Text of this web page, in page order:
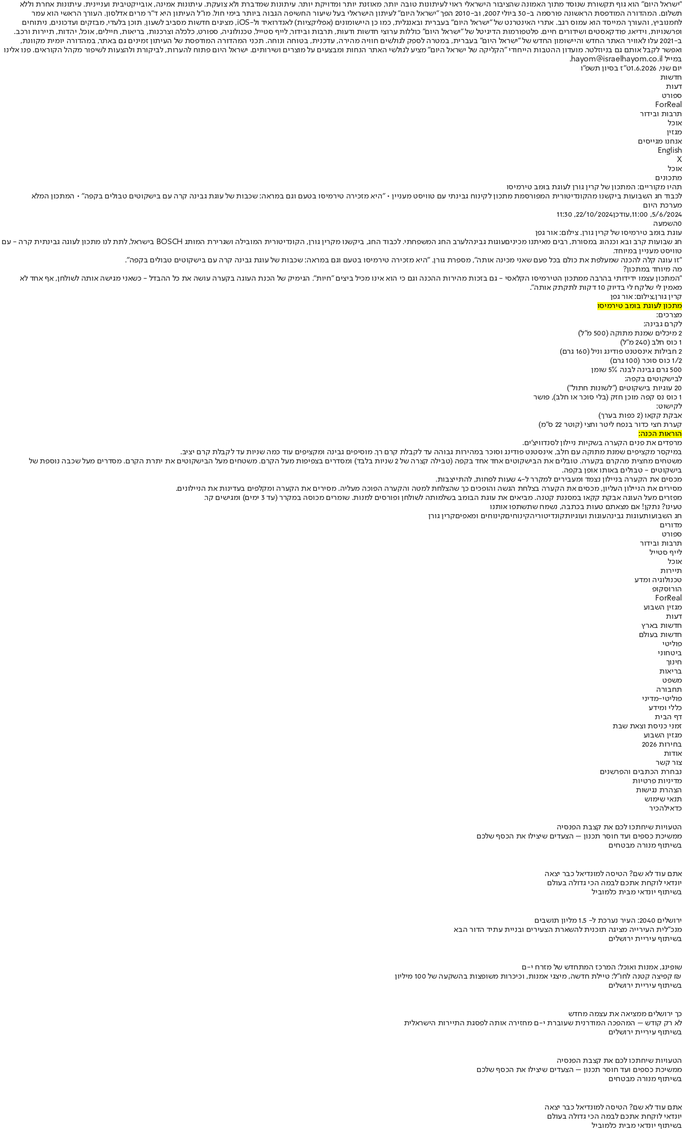
"ישראל היום" הוא גוף תקשורת שנוסד מתוך האמונה שהציבור הישראלי ראוי לעיתונות טובה יותר, מאוזנת יותר ומדויקת יותר. עיתונות שמדברת ולא צועקת. עיתונות אמינה, אובייקטיבית ועניינית. עיתונות אחרת וללא
תשלום. המהדורה המודפסת הראשונה פורסמה ב-30 ביולי 2007, וב-2010 הפך "ישראל היום" לעיתון הישראלי בעל שיעור החשיפה הגבוה ביותר בימי חול. מו"ל העיתון היא ד"ר מרים אדלסון. העורך הראשי הוא עמר
לחמנוביץ, והעורך המייסד הוא עמוס רגב. אתרי האינטרנט של "ישראל היום" בעברית ובאנגלית, כמו כן היישומונים (אפליקציות) לאנדרואיד ול-iOS, מציגים חדשות מסביב לשעון, תוכן בלעדי, מבזקים ועדכונים, ניתוחים
ופרשנויות, וידיאו, פודקאסטים ושידורים חיים. פלטפורמות הדיגיטל של "ישראל היום" כוללות ערוצי חדשות ודעות, תרבות ובידור, לייף סטייל, טכנולוגיה, ספורט, כלכלה וצרכנות, בריאות, חיילים, אוכל, יהדות, תיירות ורכב.
ב-2021 עלו לאוויר האתר החדש והיישומון החדש של "ישראל היום" בעברית, במטרה לספק לגולשים חוויה מהירה, עדכנית, בטוחה ונוחה. תכני המהדורה המודפסת של העיתון זמינים גם באתר, במהדורה יומית מקוונת,
ואפשר לקבל אותם גם בניוזלטר. מועדון ההטבות הייחודי "הקליקה של ישראל היום" מציע לגולשי האתר הנחות ומבצעים על מוצרים ושירותים. ישראל היום פתוח להערות, לביקורת ולהצעות לשיפור מקהל הקוראים. פנו אלינו
במייל hayom@israelhayom.co.il.
יום שני, 1.6.2026
ט"ז בסיון תשפ"ו
חדשות
דעות
ספורט
ForReal
תרבות ובידור
אוכל
מגזין
אנחנו מגייסים
English
X
אוכל
מתכונים
תהיו מקוריים: המתכון של קרין גורן לעוגת בומב טירמיסו
לכבוד חג השבועות ביקשנו מהקונדיטורית המפורסמת מתכון לקינוח גבינתי עם טוויסט מעניין • "היא מזכירה טירמיסו בטעם וגם במראה: שכבות של עוגת גבינה קרה עם בישקוטים טבולים בקפה" • המתכון המלא
מערכת היום
5/6/2024, 11:00
,עודכן22/10/2024, 11:30
0השמעה
עוגת בומב טירמיסו של קרין גורן. צילום: אור גפן
חג שבועות קרב ובא וכנהוג במסורת, רבים מאיתנו מכיניםעוגות גבינה
לערב החג המשפחתי. לכבוד החג, ביקשנו מקרין גורן, הקונדיטורית המובילה ושגרירת המותג BOSCH בישראל, לתת לנו מתכון לעוגה גבינתית קרה - עם
טוויסט מעניין במיוחד.
"זו עוגה קלה להכנה שמעלפת את כולם בכל פעם שאני מכינה אותה", מספרת גורן. "היא מזכירה טירמיסו בטעם וגם במראה: שכבות של עוגת גבינה קרה עם בישקוטים טבולים בקפה".
מה מיוחד במתכון?
"המתכון עצמו ידידותי בהרבה ממתכון הטירמיסו הקלאסי - גם בזכות מהירות ההכנה וגם כי הוא אינו מכיל ביצים "חיות". הגימיק של הכנת העוגה בקערה עושה את כל ההבדל - כשאני מגישה אותה לשולחן, אף אחד לא
מאמין לי שלקח לי בדיוק 10 דקות לתקתק אותה".
קרין גורן,צילום: אור גפן
מתכון לעוגת בומב טירמיסו
מצרכים:
לקרם גבינה:
2 מיכלים שמנת מתוקה (500 מ"ל)
1 כוס חלב (240 מ"ל)
2 חבילות אינסטנט פודינג וניל (160 גרם)
1/2 כוס סוכר (100 גרם)
500 גרם גבינה לבנה 5% שומן
לבישקוטים בקפה:
20 עוגיות בישקוטים ("לשונות חתול")
1 כוס נס קפה מוכן חזק (בלי סוכר או חלב), פושר
לקישוט:
אבקת קקאו (2 כפות בערך)
קערת חצי כדור בנפח ליטר וחצי (קוטר 22 ס"מ)
הוראות הכנה:
מרפדים את פנים הקערה בשקיות ניילון לסנדוויצ'ים.
במיקסר מקציפים שמנת מתוקה עם חלב, אינסטנט פודינג וסוכר במהירות גבוהה עד לקבלת קרם רך. מוסיפים גבינה ומקציפים עוד כמה שניות עד לקבלת קרם יציב.
משטחים מחצית מהקרם בקערה. טובלים את הבישקוטים אחד אחד בקפה (טבילה קצרה של 2 שניות בלבד) ומסדרים בצפיפות מעל הקרם. משטחים מעל הבישקוטים את יתרת הקרם. מסדרים מעל שכבה נוספת של
בישקוטים - טבולים באותו אופן בקפה.
מכסים את הקערה בניילון נצמד ומעבירים למקרר ל-4 שעות לפחות, להתייצבות.
מסירים את הניילון העליון, מכסים את הקערה בצלחת הגשה והופכים כך שהצלחת למטה והקערה הפוכה מעליה. מסירים את הקערה ומקלפים בעדינות את הניילונים.
מפזרים מעל העוגה אבקת קקאו במסננת קטנה. מביאים את עוגת הבומב בשלמותה לשולחן ופורסים למנות. שומרים מכוסה במקרר (עד 3 ימים) ומגישים קר.
טעינו? נתקן! אם מצאתם טעות בכתבה, נשמח שתשתפו אותנו
חג השבועותעוגות גבינהעוגות ועוגיותקונדיטוריהקינוחיםקינוחים ומאפיםקרין גורן
מדורים
ספורט
תרבות ובידור
לייף סטייל
אוכל
תיירות
טכנולוגיה ומדע
הורוסקופ
ForReal
מגזין השבוע
דעות
חדשות בארץ
חדשות בעולם
פוליטי
ביטחוני
חינוך
בריאות
משפט
תחבורה
פוליטי-מדיני
כללי ומידע
דף הבית
זמני כניסת וצאת שבת
מגזין השבוע
בחירות 2026
אודות
צור קשר
נבחרת הכתבים והפרשנים
מדיניות פרטיות
הצהרת נגישות
תנאי שימוש
כדאילהכיר
הטעויות שיחתכו לכם את קצבת הפנסיה
ממשיכת כספים ועד חוסר תכנון – הצעדים שיצילו את הכסף שלכם
בשיתוף מנורה מבטחים
אתם עוד לא שם? הטיסה למונדיאל כבר יצאה
יונדאי לוקחת אתכם לבמה הכי גדולה בעולם
בשיתוף יונדאי מבית כלמוביל
ירושלים 2040: העיר נערכת ל- 1.5 מליון תושבים
מנכ"לית העירייה מציגה תוכנית להשארת הצעירים ובניית עתיד הדור הבא
בשיתוף עיריית ירושלים
שופינג, אמנות ואוכל: המרכז המתחדש של מזרח י-ם
קפיצה קטנה לחו"ל: טיילת חדשה, מיצגי אמנות, וכיכרות משופצות בהשקעה של 100 מיליון ₪
בשיתוף עיריית ירושלים
כך ירושלים ממציאה את עצמה מחדש
לא רק קודש – המהפכה המודרנית שעוברת י-ם מחזירה אותה לפסגת התיירות הישראלית
בשיתוף עיריית ירושלים
הטעויות שיחתכו לכם את קצבת הפנסיה
ממשיכת כספים ועד חוסר תכנון – הצעדים שיצילו את הכסף שלכם
בשיתוף מנורה מבטחים
אתם עוד לא שם? הטיסה למונדיאל כבר יצאה
יונדאי לוקחת אתכם לבמה הכי גדולה בעולם
בשיתוף יונדאי מבית כלמוביל